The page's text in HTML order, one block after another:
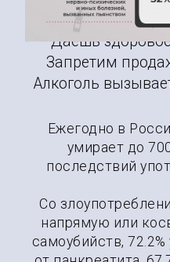
Даешь
Запретим
Алкоголь
Ежегодно в
умирает до
последствий
Со
напрямую или
самоубийств,